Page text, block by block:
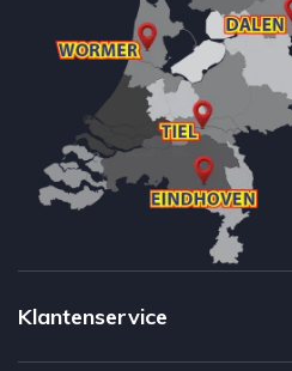
Klantenservice